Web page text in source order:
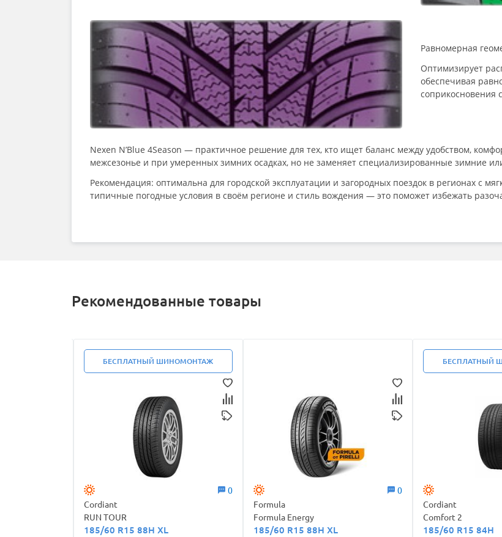
Равномерная
Оптимизирует
обеспечивая
соприкосновения
Nexen N’Blue 4Season — практичное решение для тех, кто ищет баланс между удобством,
межсезонье и при умеренных зимних осадках, но не заменяет специализированные зимние
Рекомендация: оптимальна для городской эксплуатации и загородных поездок в регионах с
типичные погодные условия в своём регионе и стиль вождения — это поможет избежать
Рекомендованные товары
БЕСПЛАТНЫЙ ШИНОМОНТАЖ
0
Cordiant
RUN TOUR
185/60 R15 88H XL
0
Formula
Formula Energy
185/60 R15 88H XL
БЕСПЛАТНЫЙ
Cordiant
Comfort 2
185/60 R15 84H